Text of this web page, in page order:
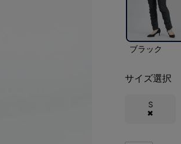
ブラック
サイズ選択
S
✖